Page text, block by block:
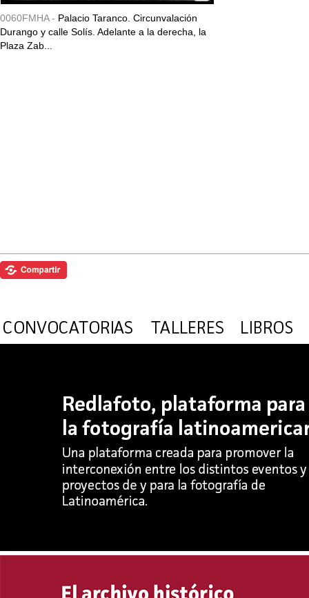
0060FMHA - Palacio Taranco. Circunvalación
Durango y calle Solís. Adelante a la derecha, la
Plaza Zab...